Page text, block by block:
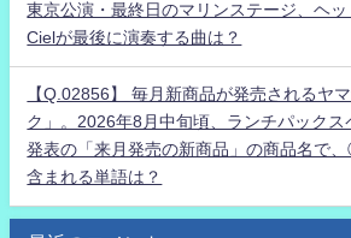
東京公演・最終日のマリンステージ、ヘ
Cielが最後に演奏する曲は？
【Q.02856】 毎月新商品が発売されるヤ
ク」。2026年8月中旬頃、ランチパックス
発表の「来月発売の新商品」の商品名で
含まれる単語は？